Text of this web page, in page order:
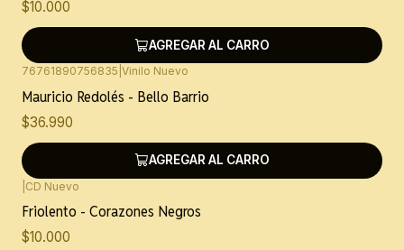
$10.000
AGREGAR AL CARRO
76761890756835 Vinilo Nuevo
Mauricio Redolés - Bello Barrio
$36.990
AGREGAR AL CARRO
CD Nuevo
Friolento - Corazones Negros
$10.000